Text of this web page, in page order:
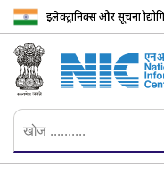
इलेक्ट्रानिक्स और सूचना